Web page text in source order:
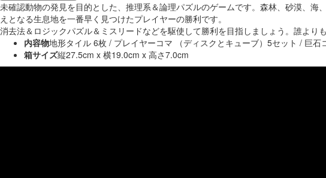
未確認動物の発見を目的とした、推理系＆論理パズルのゲームです。森林、砂漠、
えとなる生息地を一番早く見つけたプレイヤーの勝利です。
消去法＆ロジックパズル＆ミスリードなどを駆使して勝利を目指しましょう。誰より
内容物地形タイル 6枚 / プレイヤーコマ （ディスクとキューブ）5セット / 巨
箱サイズ縦27.5cm x 横19.0cm x 高さ7.0cm